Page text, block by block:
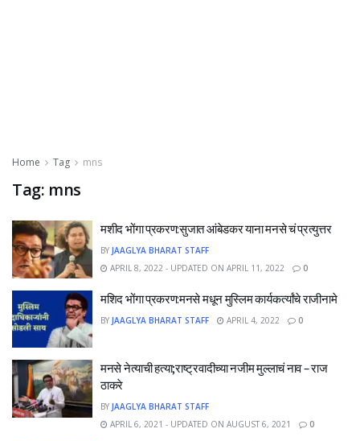
Home Tag mns
Tag: mns
मशीद भोंगा प्रकरण:सुजात आंबेडकर याना मनसे चं प्रत्युत्तर
BY JAAGLYA BHARAT STAFF
APRIL 8, 2022 - UPDATED ON APRIL 11, 2022
0
मशिद भोंगा प्रकरण:मनसे मधून मुस्लिम कार्यकर्त्यांचे राजीनामे
BY JAAGLYA BHARAT STAFF APRIL 4, 2022 0
मनसे नेत्याची हत्या;राष्ट्रवादीच्या नजीम मुल्लाचं नाव – राज
ठाकरे
BY JAAGLYA BHARAT STAFF
APRIL 6, 2021 - UPDATED ON AUGUST 6, 2021
0